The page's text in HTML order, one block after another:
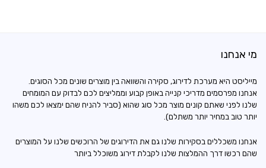
מי אנחנו
מייליסט היא מערכת לדירוג, סקירה והשוואה בין מוצרים שונים מכל הסוגים.
אנחנו מפרסמים מדריכי קנייה באופן קבוע וממליצים לכם לבדוק עם המומחים
שלנו לפני שאתם קונים מוצר מכל סוג שהוא (סביר להניח שהם ימצאו לכם משהו
יותר טוב במחיר יותר משתלם).
אנחנו משכללים בסקירות שלנו גם את הדירוגים של הרוכשים שלנו על המוצרים
שהם רכשו דרך ההמלצות שלנו לקבלת דירוג משוכלל ביותר